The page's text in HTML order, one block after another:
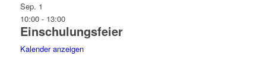
Sep. 1
10:00- 13:00
Einschulungsfeier
Kalender anzeigen